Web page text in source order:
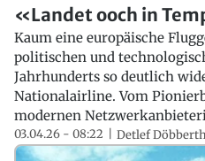
«Landet ooch in
Kaum eine europäische
politischen und
Jahrhunderts so deutlich
Nationalairline. Vom
modernen
03.04.26 - 08:22 Detlef